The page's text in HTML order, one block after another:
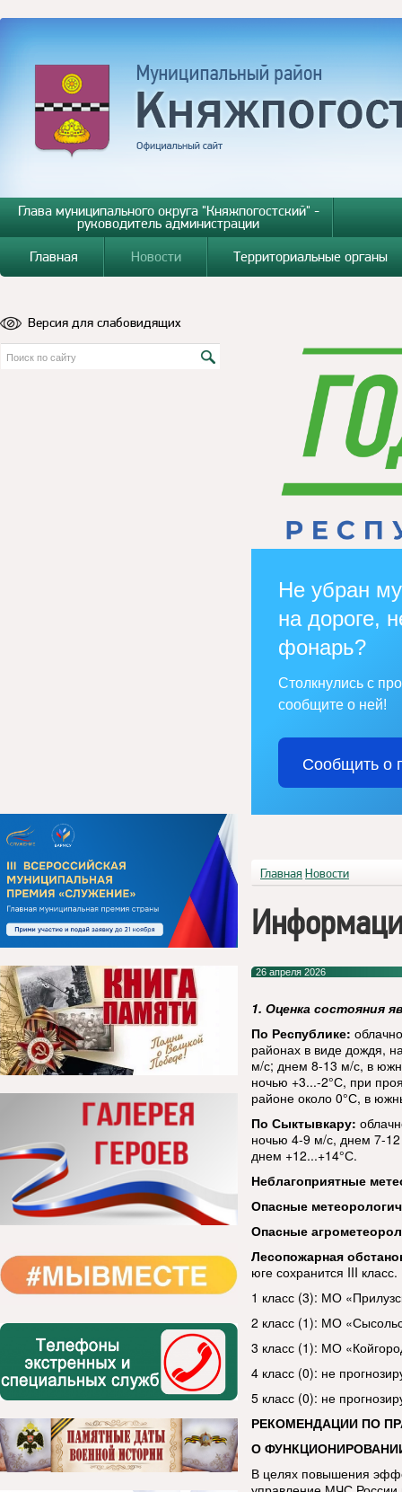
Глава муниципального округа "Княжпогостский" -
руководитель администрации
Главная
Новости Территориальные органы
Версия для слабовидящих
Не убран
на дороге,
фонарь?
Столкнулись с
сообщите о ней!
Сообщить о
Главная Новости
26 апреля 2026
1. Оценка состояния
По Республике:
районах в виде дождя,
м/с; днем 8-13 м/с, в
ночью +3...-2°С, при
районе около 0°С, в
По Сыктывкару:
ночью 4-9 м/с, днем 7-
днем +12...+14°С.
Неблагоприятные
Опасные
Опасные
Лесопожарная
юге сохранится III класс.
1 класс (3): МО
2 класс (1): МО
3 класс (1): МО
4 класс (0): не
5 класс (0): не
РЕКОМЕНДАЦИИ ПО
О
В целях повышения